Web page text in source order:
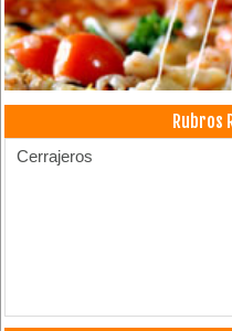
Rubros
Cerrajeros